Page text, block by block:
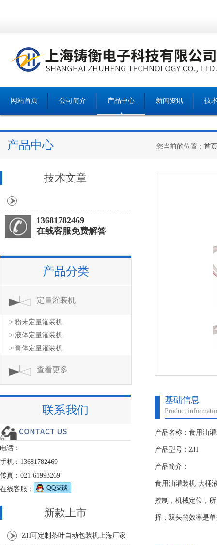
网站首页 公司简介 产品中心 新闻资讯 技
产品中心 您当前的位置： 首页
基础信息
Product
产品名称：食用油
产品型号：ZH
产品简介：
食用油灌装机-大桶
控制，机械定位，
择，双头的效率是
技术文章
13681782469
在线客服免费解答
产品分类
定量灌装机
> 粉末定量灌装机
> 液体定量灌装机
> 膏体定量灌装机
查看更多
联系我们
电话：
手机：13681782469
传真：021-61993269
在线客服：
新款上市
ZH可定制茶叶自动包装机上海厂家